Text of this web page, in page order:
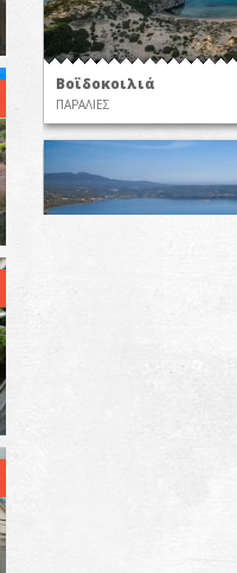
Βοϊδοκοιλιά
ΠΑΡΑΛΙΕΣ